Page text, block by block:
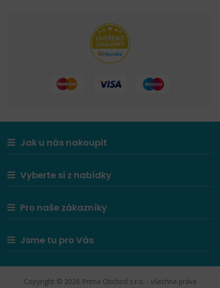
Jak u nás nakoupit
Vyberte si z nabídky
Pro naše zákazníky
Jsme tu pro Vás
Copyright © 2026 Prima Obchod s.r.o. - všechna práva